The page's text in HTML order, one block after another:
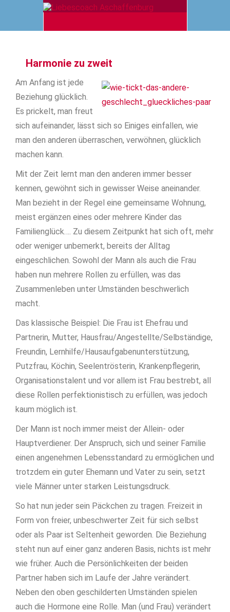
Harmonie zu zweit
Am Anfang ist jede
Beziehung glücklich.
Es prickelt, man freut
sich aufeinander, lässt sich so Einiges einfallen, wie
man den anderen überraschen, verwöhnen, glücklich
machen kann.
Mit der Zeit lernt man den anderen immer besser
kennen, gewöhnt sich in gewisser Weise aneinander.
Man bezieht in der Regel eine gemeinsame Wohnung,
meist ergänzen eines oder mehrere Kinder das
Familienglück…. Zu diesem Zeitpunkt hat sich oft, mehr
oder weniger unbemerkt, bereits der Alltag
eingeschlichen. Sowohl der Mann als auch die Frau
haben nun mehrere Rollen zu erfüllen, was das
Zusammenleben unter Umständen beschwerlich
macht.
Das klassische Beispiel: Die Frau ist Ehefrau und
Partnerin, Mutter, Hausfrau/Angestellte/Selbständige,
Freundin, Lernhilfe/Hausaufgabenunterstützung,
Putzfrau, Köchin, Seelentrösterin, Krankenpflegerin,
Organisationstalent und vor allem ist Frau bestrebt, all
diese Rollen perfektionistisch zu erfüllen, was jedoch
kaum möglich ist.
Der Mann ist noch immer meist der Allein- oder
Hauptverdiener. Der Anspruch, sich und seiner Familie
einen angenehmen Lebensstandard zu ermöglichen und
trotzdem ein guter Ehemann und Vater zu sein, setzt
viele Männer unter starken Leistungsdruck.
So hat nun jeder sein Päckchen zu tragen. Freizeit in
Form von freier, unbeschwerter Zeit für sich selbst
oder als Paar ist Seltenheit geworden. Die Beziehung
steht nun auf einer ganz anderen Basis, nichts ist mehr
wie früher. Auch die Persönlichkeiten der beiden
Partner haben sich im Laufe der Jahre verändert.
Neben den oben geschilderten Umständen spielen
auch die Hormone eine Rolle. Man (und Frau) verändert